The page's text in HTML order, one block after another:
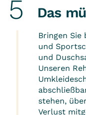
Das
Bringen Sie
und
und
Unseren
stehen,
Verlust